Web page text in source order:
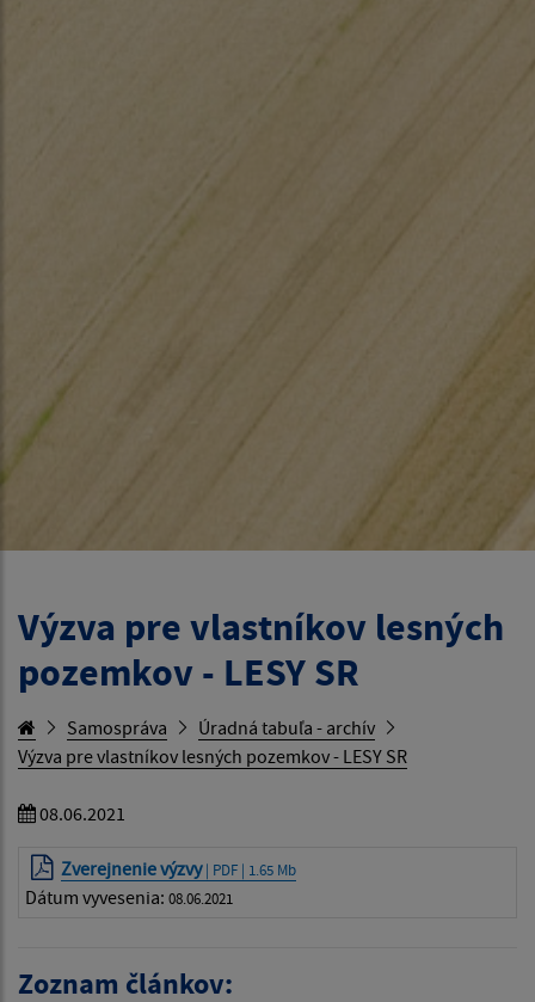
Výzva pre vlastníkov lesných
pozemkov - LESY SR
Samospráva
Úradná tabuľa - archív
Výzva pre vlastníkov lesných pozemkov - LESY SR
08.06.2021
Zverejnenie výzvy| PDF | 1.65 Mb
Dátum vyvesenia: 08.06.2021
Zoznam článkov: